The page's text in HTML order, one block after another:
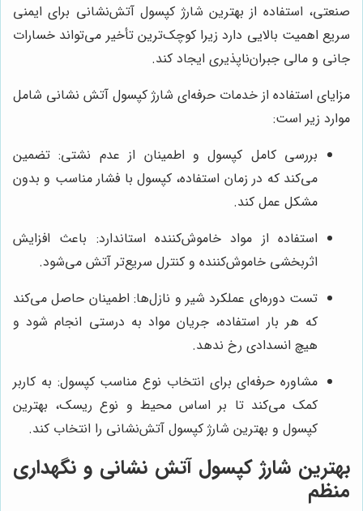
صنعتی، استفاده از بهترین شارژ کپسول آتش‌نشانی برای ایمنی
سریع اهمیت بالایی دارد زیرا کوچک‌ترین تأخیر می‌تواند خسارات
جانی و مالی جبران‌ناپذیری ایجاد کند.
مزایای استفاده از خدمات حرفه‌ای شارژ کپسول آتش نشانی شامل
موارد زیر است:
بررسی کامل کپسول و اطمینان از عدم نشتی: تضمین
می‌کند که در زمان استفاده، کپسول با فشار مناسب و بدون
مشکل عمل کند.
استفاده از مواد خاموش‌کننده استاندارد: باعث افزایش
اثربخشی خاموش‌کننده و کنترل سریع‌تر آتش می‌شود.
تست دوره‌ای عملکرد شیر و نازل‌ها: اطمینان حاصل می‌کند
که هر بار استفاده، جریان مواد به درستی انجام شود و
هیچ انسدادی رخ ندهد.
مشاوره حرفه‌ای برای انتخاب نوع مناسب کپسول: به کاربر
کمک می‌کند تا بر اساس محیط و نوع ریسک، بهترین
کپسول و بهترین شارژ کپسول آتش‌نشانی را انتخاب کند.
بهترین شارژ کپسول آتش نشانی و نگهداری
منظم